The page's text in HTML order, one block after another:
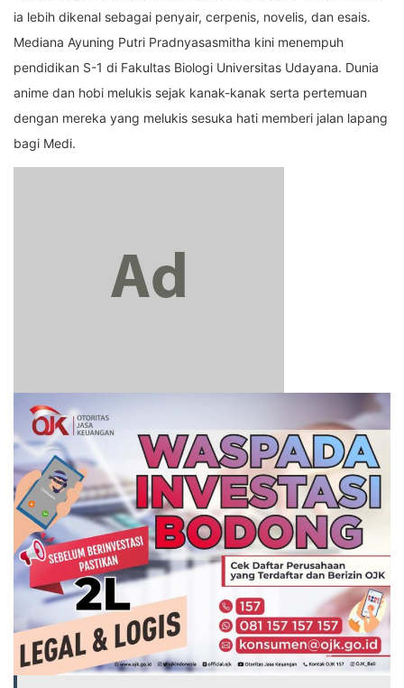
ia lebih dikenal sebagai penyair, cerpenis, novelis, dan esais.
Mediana Ayuning Putri Pradnyasasmitha kini menempuh
pendidikan S-1 di Fakultas Biologi Universitas Udayana. Dunia
anime dan hobi melukis sejak kanak-kanak serta pertemuan
dengan mereka yang melukis sesuka hati memberi jalan lapang
bagi Medi.